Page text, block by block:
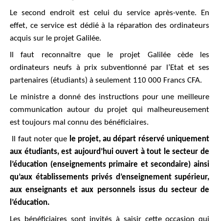
Le second endroit est celui du service après-vente. En
effet, ce service est dédié à la réparation des ordinateurs
acquis sur le projet Galilée.
Il faut reconnaître que le projet Galilée cède les
ordinateurs neufs à prix subventionné par l’Etat et ses
partenaires (étudiants) à seulement 110 000 Francs CFA.
Le ministre a donné des instructions pour une meilleure
communication autour du projet qui malheureusement
est toujours mal connu des bénéficiaires.
Il faut noter que le projet, au départ réservé uniquement
aux étudiants, est aujourd’hui ouvert à tout le secteur de
l’éducation (enseignements primaire et secondaire) ainsi
qu’aux établissements privés d’enseignement supérieur,
aux enseignants et aux personnels issus du secteur de
l’éducation.
Les bénéficiaires sont invités à saisir cette occasion qui